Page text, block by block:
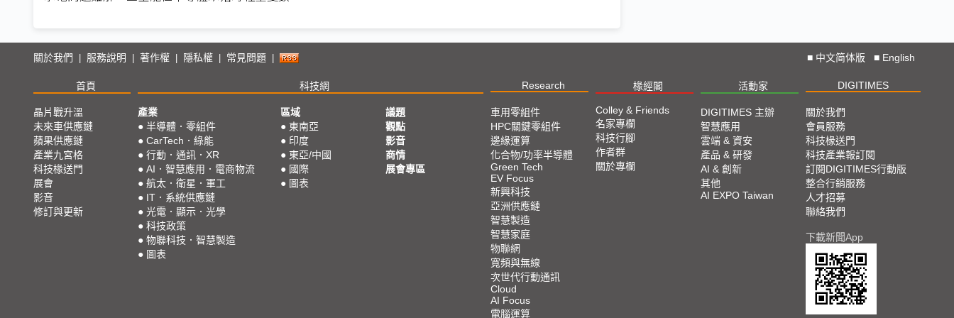
關於我們 服務說明 著作權 隱私權 常見問題 ■ 中文简体版 ■ English
首頁 科技網 Research 椽經閣 活動家 DIGITIMES
晶片戰升溫
未來車供應鏈
蘋果供應鏈
產業九宮格
科技椽送門
展會
影音
修訂與更新
產業
● 半導體．零組件
● CarTech．綠能
● 行動．通訊．XR
● AI．智慧應用．電商物流
● 航太．衛星．軍工
● IT．系統供應鏈
● 光電．顯示．光學
● 科技政策
● 物聯科技．智慧製造
● 圖表
區域
● 東南亞
● 印度
● 東亞/中國
● 國際
● 圖表
議題
觀點
影音
商情
展會專區
車用零組件
HPC關鍵零組件
邊緣運算
化合物/功率半導體
Green Tech
EV Focus
新興科技
亞洲供應鏈
智慧製造
智慧家庭
物聯網
寬頻與無線
次世代行動通訊
Cloud
AI Focus
電腦運算
Colley & Friends
名家專欄
科技行腳
作者群
關於專欄
DIGITIMES 主辦
智慧應用
雲端 & 資安
產品 & 研發
AI & 創新
其他
AI EXPO Taiwan
關於我們
會員服務
科技椽送門
科技產業報訂閱
訂閱DIGITIMES行動版
整合行銷服務
人才招募
聯絡我們
下載新聞App